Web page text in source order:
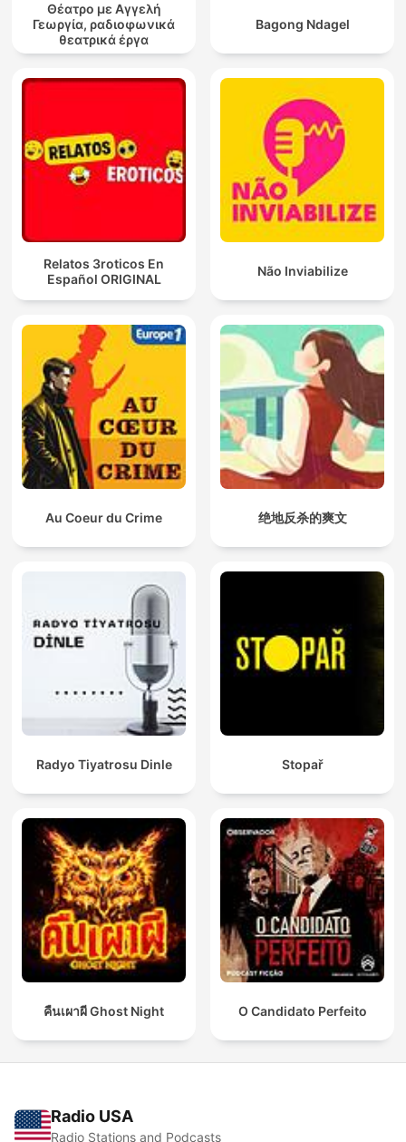
Θέατρο με Αγγελή
Γεωργία, ραδιοφωνικά
θεατρικά έργα
Bagong Ndagel
Relatos 3roticos En
Español ORIGINAL
Não Inviabilize
Au Coeur du Crime 绝地反杀的爽文
Radyo Tiyatrosu Dinle Stopař
คืนเผาผี Ghost Night O Candidato Perfeito
Radio USA
Radio Stations and Podcasts